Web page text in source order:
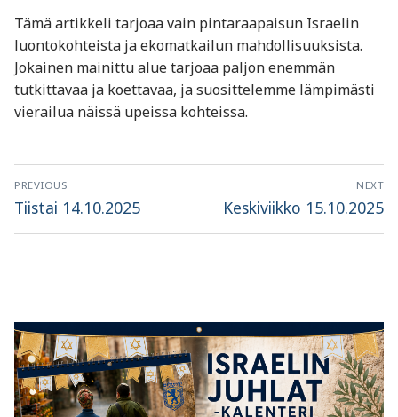
Tämä artikkeli tarjoaa vain pintaraapaisun Israelin
luontokohteista ja ekomatkailun mahdollisuuksista.
Jokainen mainittu alue tarjoaa paljon enemmän
tutkittavaa ja koettavaa, ja suosittelemme lämpimästi
vierailua näissä upeissa kohteissa.
Artikkelien
selaus
PREVIOUS
Previous
Tiistai 14.10.2025
NEXT
Next
Keskiviikko 15.10.2025